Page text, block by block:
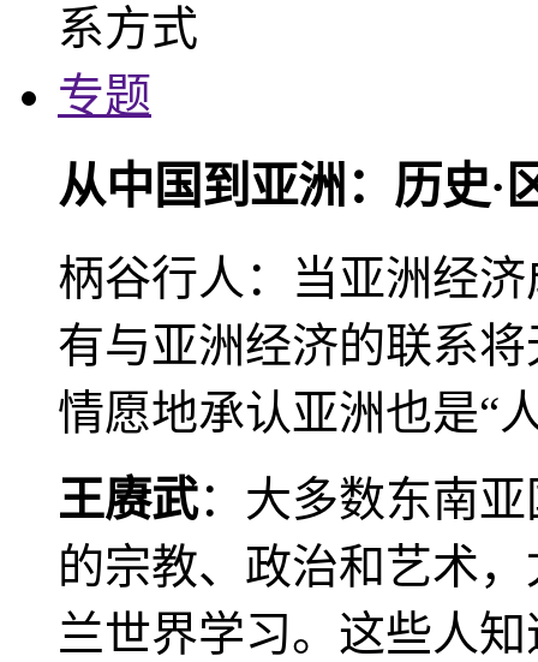
专题
从中国到亚洲：历史·
柄谷行人：当亚洲经
有与亚洲经济的联系
情愿地承认亚洲也是“
王赓武：大多数东南
的宗教、政治和艺术
兰世界学习。这些人